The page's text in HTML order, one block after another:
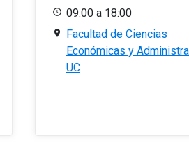
09:00 a 18:00
Facultad de Ciencias
Económicas y
UC